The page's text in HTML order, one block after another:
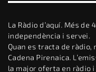
La Ràdio d’aquí. Més
independència i servei.
Quan es tracta de ràdio,
Cadena Pirenaica.
la major oferta en ràdio